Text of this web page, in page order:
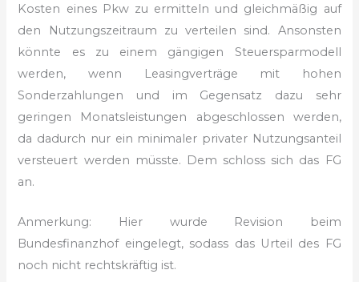
Kosten eines Pkw zu ermitteln und gleichmäßig auf
den Nutzungszeitraum zu verteilen sind. Ansonsten
könnte es zu einem gängigen Steuersparmodell
werden, wenn Leasingverträge mit hohen
Sonderzahlungen und im Gegensatz dazu sehr
geringen Monatsleistungen abgeschlossen werden,
da dadurch nur ein minimaler privater Nutzungsanteil
versteuert werden müsste. Dem schloss sich das FG
an.
Anmerkung: Hier wurde Revision beim
Bundesfinanzhof eingelegt, sodass das Urteil des FG
noch nicht rechtskräftig ist.